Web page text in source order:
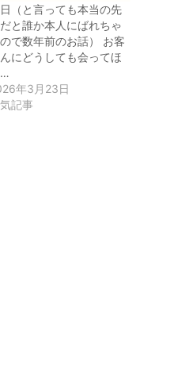
（と言っても本当の先
と誰か本人にばれちゃ
で数年前のお話） お客
にどうしても会ってほ
年3月23日
記事